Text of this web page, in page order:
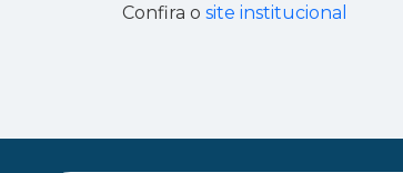
Confira o site institucional